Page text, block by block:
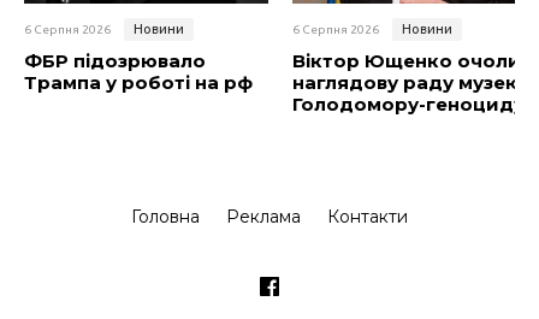
6 Серпня 2026 Новини
ФБР підозрювало
Трампа у роботі на рф
6 Серпня 2026 Новини
Віктор Ющенко очолив
наглядову раду музею
Голодомору-геноциду
Головна Реклама Контакти